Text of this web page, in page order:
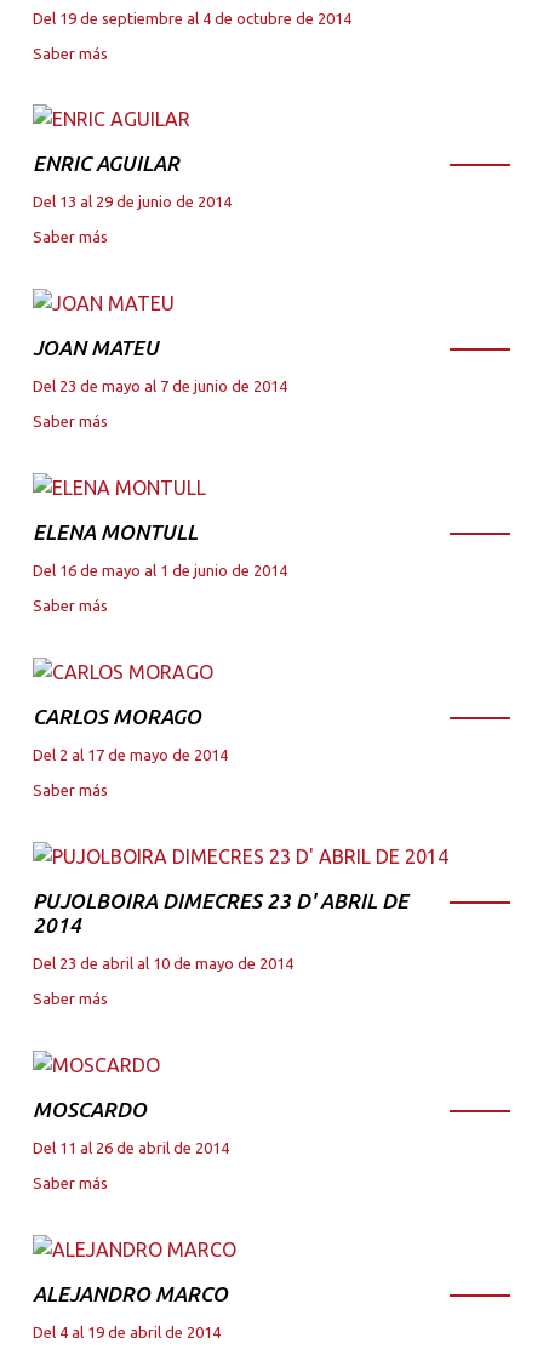
Del 19 de septiembre al 4 de octubre de 2014
Saber más
ENRIC AGUILAR
Del 13 al 29 de junio de 2014
Saber más
JOAN MATEU
Del 23 de mayo al 7 de junio de 2014
Saber más
ELENA MONTULL
Del 16 de mayo al 1 de junio de 2014
Saber más
CARLOS MORAGO
Del 2 al 17 de mayo de 2014
Saber más
PUJOLBOIRA DIMECRES 23 D' ABRIL DE
2014
Del 23 de abril al 10 de mayo de 2014
Saber más
MOSCARDO
Del 11 al 26 de abril de 2014
Saber más
ALEJANDRO MARCO
Del 4 al 19 de abril de 2014